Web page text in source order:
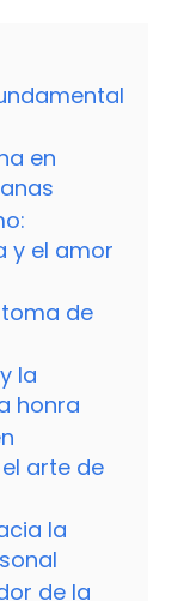
en
y el amor
de
la
honra
arte de
la
de la